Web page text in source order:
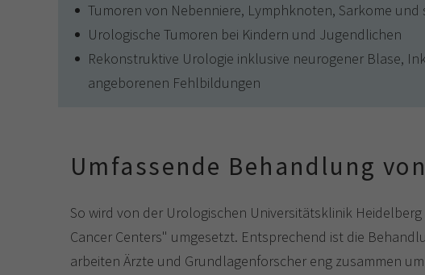
Tumoren von Nebenniere, Lymphknoten, Sarkome und
Urologische Tumoren bei Kindern und Jugendlichen
Rekonstruktive Urologie inklusive neurogener Blase,
angeborenen Fehlbildungen
Umfassende Behandlung
So wird von der Uro­logischen Uni­ver­sitäts­klinik
Cancer Centers" umgesetzt. Entsprechend ist die
arbeiten Ärzte und Grundlagenforscher eng zusammen